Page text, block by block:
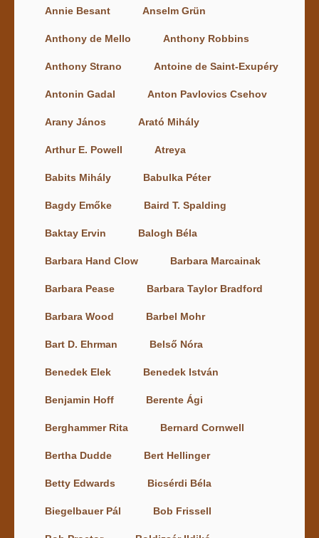
Annie Besant Anselm Grün
Anthony de Mello Anthony Robbins
Anthony Strano Antoine de Saint-Exupéry
Antonin Gadal Anton Pavlovics Csehov
Arany János Arató Mihály
Arthur E. Powell Atreya
Babits Mihály Babulka Péter
Bagdy Emőke Baird T. Spalding
Baktay Ervin Balogh Béla
Barbara Hand Clow Barbara Marcainak
Barbara Pease Barbara Taylor Bradford
Barbara Wood Barbel Mohr
Bart D. Ehrman Belső Nóra
Benedek Elek Benedek István
Benjamin Hoff Berente Ági
Berghammer Rita Bernard Cornwell
Bertha Dudde Bert Hellinger
Betty Edwards Bicsérdi Béla
Biegelbauer Pál Bob Frissell